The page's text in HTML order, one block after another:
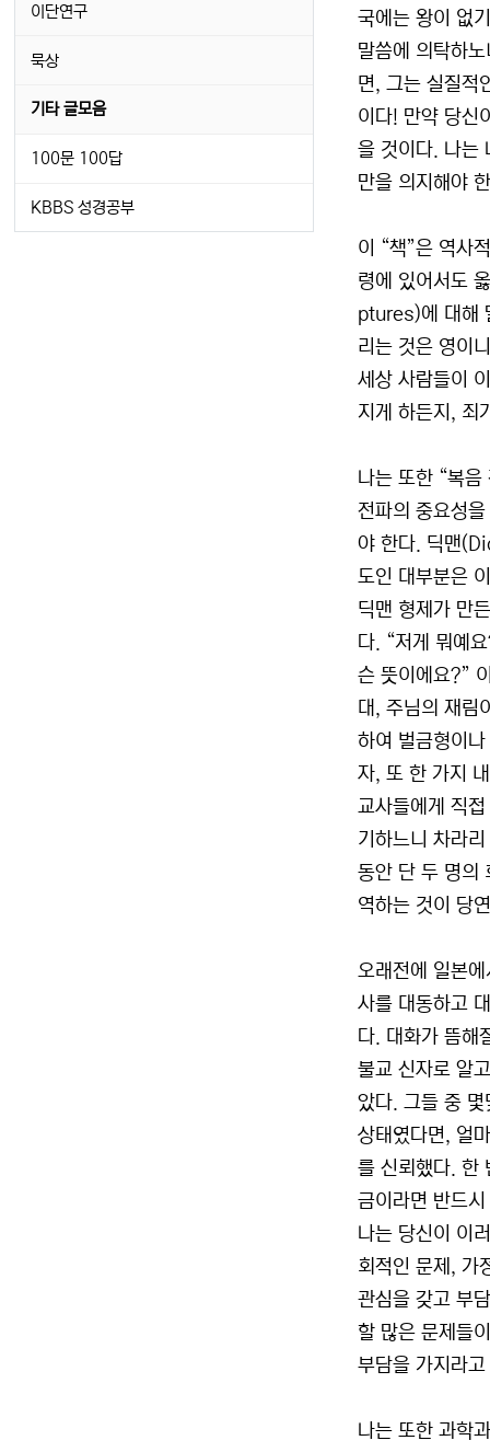
국에는 왕이 없
말씀에 의탁하
면, 그는 실질적
이다! 만약 당신
을 것이다. 나는
만을 의지해야
이 “책”은 역사
령에 있어서도
ptures)에 대해
리는 것은 영이
세상 사람들이
지게 하든지, 죄
나는 또한 “복
전파의 중요성
야 한다. 딕맨
도인 대부분은
딕맨 형제가 만
다. “저게 뭐예
슨 뜻이에요?”
대, 주님의 재림
하여 벌금형이
자, 또 한 가지
교사들에게 직
기하느니 차라
동안 단 두 명의
역하는 것이 당
오래전에 일본
사를 대동하고
다. 대화가 뜸해
불교 신자로 알
았다. 그들 중
상태였다면, 얼
를 신뢰했다. 한
금이라면 반드
나는 당신이 이
회적인 문제, 가
관심을 갖고 부
할 많은 문제들
부담을 가지라
나는 또한 과학
이단연구
묵상
기타 글모음
100문 100답
KBBS 성경공부